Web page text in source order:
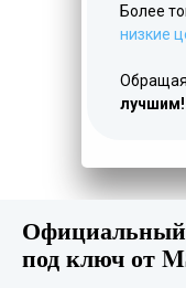
Более
низкие
лучшим!
Официальный
под ключ от